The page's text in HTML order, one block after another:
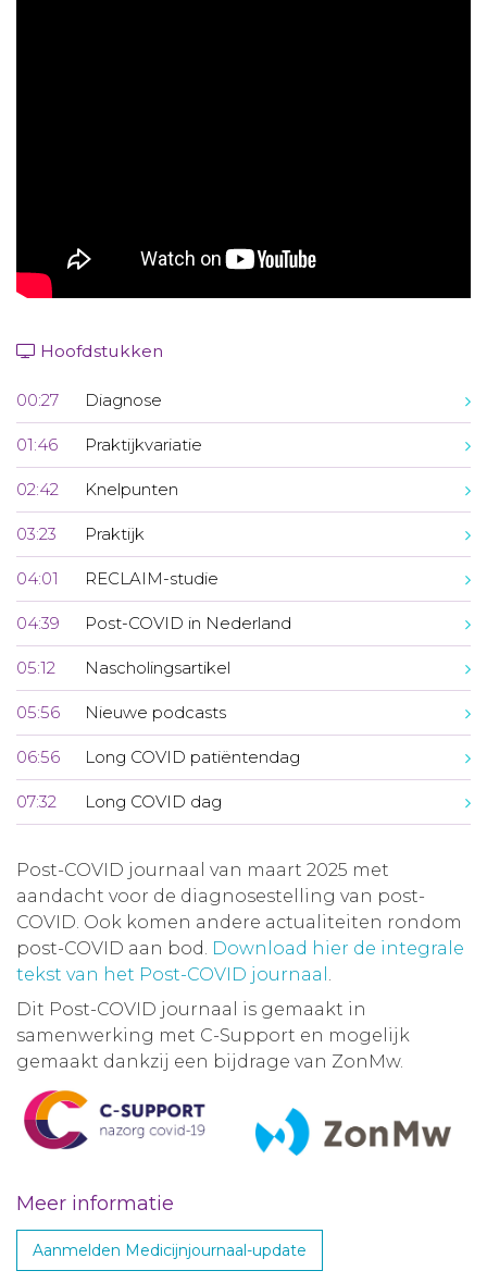
Hoofdstukken
00:27 Diagnose
01:46 Praktijkvariatie
02:42 Knelpunten
03:23 Praktijk
04:01 RECLAIM-studie
04:39 Post-COVID in Nederland
05:12 Nascholingsartikel
05:56 Nieuwe podcasts
06:56 Long COVID patiëntendag
07:32 Long COVID dag
Post-COVID journaal van maart 2025 met
aandacht voor de diagnosestelling van post-
COVID. Ook komen andere actualiteiten rondom
post-COVID aan bod. Download hier de integrale
tekst van het Post-COVID journaal .
Dit Post-COVID journaal is gemaakt in
samenwerking met C-Support en mogelijk
gemaakt dankzij een bijdrage van ZonMw.
Meer informatie
Aanmelden Medicijnjournaal-update